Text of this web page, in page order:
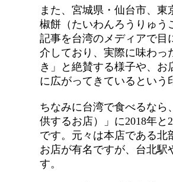
また、宮城県・仙台市、
椒餅（たいわんろうりゅう
記事を台湾のメディアで目
介しており、実際に味わっ
き」と絶賛する様子や、お
に広がってきているという
ちなみに台湾で食べるなら
供するお店）」に2018年
です。元々は本店である北
お店が有名ですが、台北駅
す。